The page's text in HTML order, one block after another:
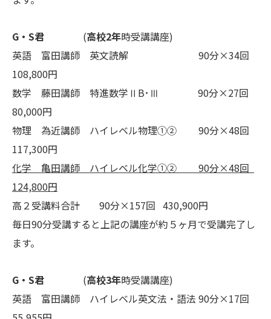
G・S君 (高校2年時受講講座)
英語 富田講師 英文読解 90分×34回
108,800円
数学 藤田講師 特進数学ⅡB･Ⅲ 90分×27回
80,000円
物理 為近講師 ハイレベル物理①② 90分×48回
117,300円
化学 亀田講師 ハイレベル化学①② 90分×48回
124,800円
高２受講料合計 90分×157回 430,900円
毎日90分受講すると上記の講座が約５ヶ月で受講完了し
ます。
G・S君 (高校3年時受講講座)
英語 富田講師 ハイレベル英文法・語法 90分×17回